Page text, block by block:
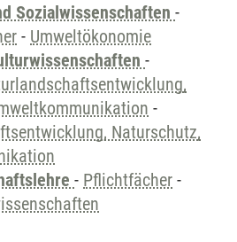
Sozialwissenschaften -
- Umweltökonomie
-
-
Naturschutz,
- Pflichtfächer -